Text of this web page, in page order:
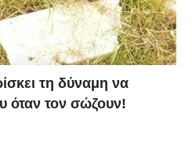
ήταν ο σκύλος μου να με
θα ήταν νεκρό».
τη δύναμη να
όταν τον σώζουν!